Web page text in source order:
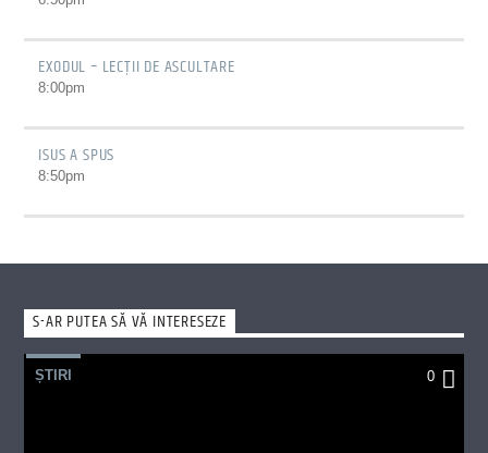
EXODUL – LECȚII DE ASCULTARE
8:00pm
ISUS A SPUS
8:50pm
S-AR PUTEA SĂ VĂ INTERESEZE
ȘTIRI 0